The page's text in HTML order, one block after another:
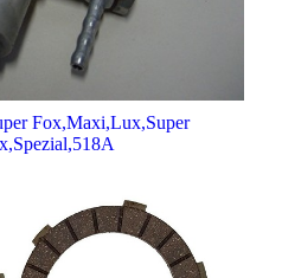
Fox,Maxi,Lux,Super